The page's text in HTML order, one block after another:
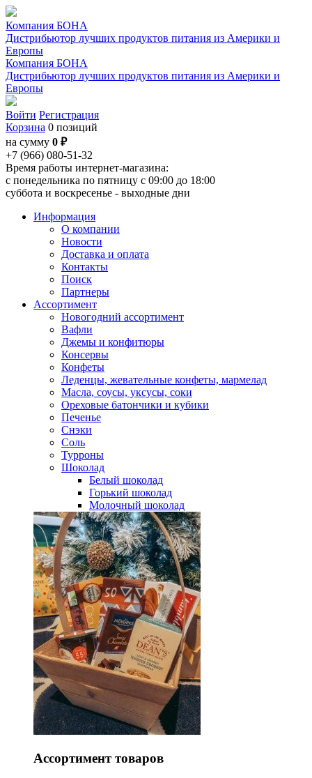
Компания БОНА
Дистрибьютор лучших продуктов питания из Америки и
Европы
Компания БОНА
Дистрибьютор лучших продуктов питания из Америки и
Европы
Войти Регистрация
Корзина 0 позиций
на сумму 0 ₽
+7 (966) 080-51-32
Время работы интернет-магазина:
с понедельника по пятницу с 09:00 до 18:00
суббота и воскресенье - выходные дни
Информация
О компании
Новости
Доставка и оплата
Контакты
Поиск
Партнеры
Ассортимент
Новогодний ассортимент
Вафли
Джемы и конфитюры
Консервы
Конфеты
Леденцы, жевательные конфеты, мармелад
Масла, соусы, уксусы, соки
Ореховые батончики и кубики
Печенье
Снэки
Соль
Турроны
Шоколад
Белый шоколад
Горький шоколад
Молочный шоколад
Ассортимент товаров